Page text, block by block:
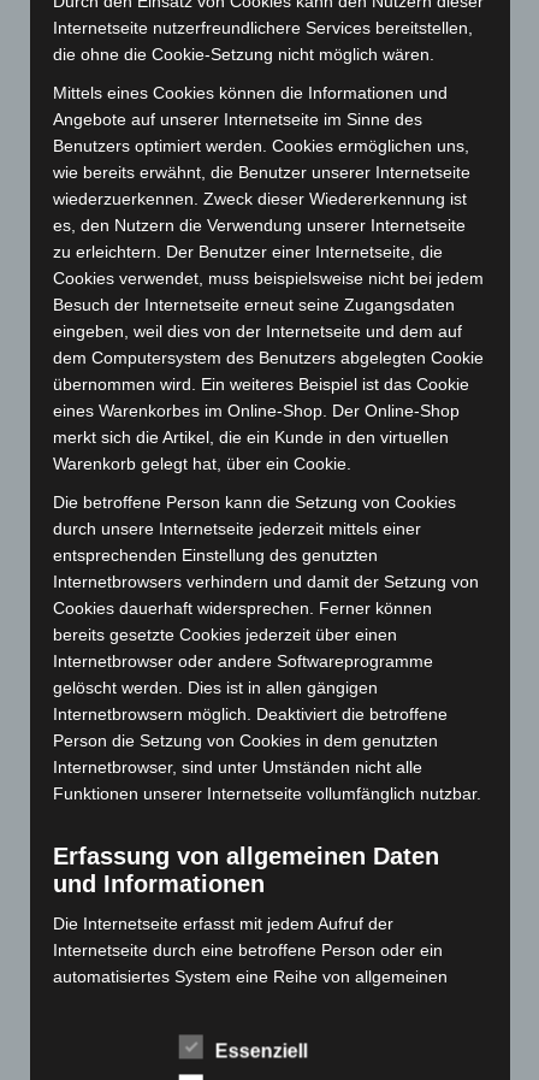
Juni 2025(103)
Mai 2025
(112)
April 2025
März 2025(111)
Februar 2025(96)
Januar 2025
(88)
Dezember 2024(89)
November 2024 (94)
Oktober 2024(93)
September 2024(112)
August 2024(107)
Juli 2024(89)
Juni 2024(107)
(149)
April 2024(102)
März 2024(103)
Februar 2024(103)
Januar 2024
Dezember 2023(130)
November 2023(130)
Oktober 2023(114)
September 2023(133)
August 2023 (134)
Juni 2023(142)
Mai 2023
April 2023(155)
März 2023(174)
Internetseite nutzerfreundlichere Services bereitstellen,
die ohne die Cookie-Setzung nicht möglich wären.
Mittels eines Cookies können die Informationen und
Angebote auf unserer Internetseite im Sinne des
Benutzers optimiert werden. Cookies ermöglichen uns,
wie bereits erwähnt, die Benutzer unserer Internetseite
wiederzuerkennen. Zweck dieser Wiedererkennung ist
es, den Nutzern die Verwendung unserer Internetseite
zu erleichtern. Der Benutzer einer Internetseite, die
Cookies verwendet, muss beispielsweise nicht bei jedem
Besuch der Internetseite erneut seine Zugangsdaten
eingeben, weil dies von der Internetseite und dem auf
dem Computersystem des Benutzers abgelegten Cookie
übernommen wird. Ein weiteres Beispiel ist das Cookie
eines Warenkorbes im Online-Shop. Der Online-Shop
merkt sich die Artikel, die ein Kunde in den virtuellen
Warenkorb gelegt hat, über ein Cookie.
Die betroffene Person kann die Setzung von Cookies
durch unsere Internetseite jederzeit mittels einer
entsprechenden Einstellung des genutzten
Internetbrowsers verhindern und damit der Setzung von
Cookies dauerhaft widersprechen. Ferner können
bereits gesetzte Cookies jederzeit über einen
Internetbrowser oder andere Softwareprogramme
gelöscht werden. Dies ist in allen gängigen
Internetbrowsern möglich. Deaktiviert die betroffene
Person die Setzung von Cookies in dem genutzten
Internetbrowser, sind unter Umständen nicht alle
Funktionen unserer Internetseite vollumfänglich nutzbar.
Erfassung von allgemeinen Daten
und Informationen
Die Internetseite erfasst mit jedem Aufruf der
Internetseite durch eine betroffene Person oder ein
automatisiertes System eine Reihe von allgemeinen
Informationen werden in den Logfiles des Servers
gespeichert. Erfasst werden können die (1) verwendeten
Essenziell